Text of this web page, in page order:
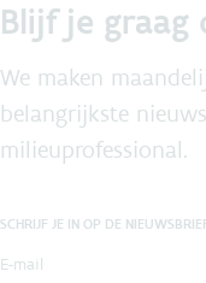
Blijf je graag
We maken
belangrijkste
milieuprofessional.
SCHRIJF JE IN OP DE
E-mail